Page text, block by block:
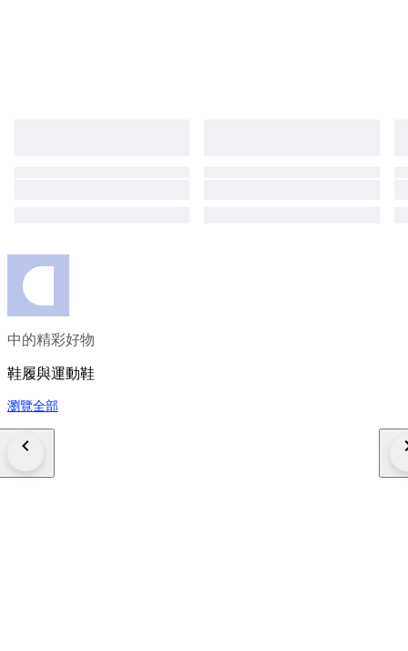
中的精彩好物
鞋履與運動鞋
瀏覽全部